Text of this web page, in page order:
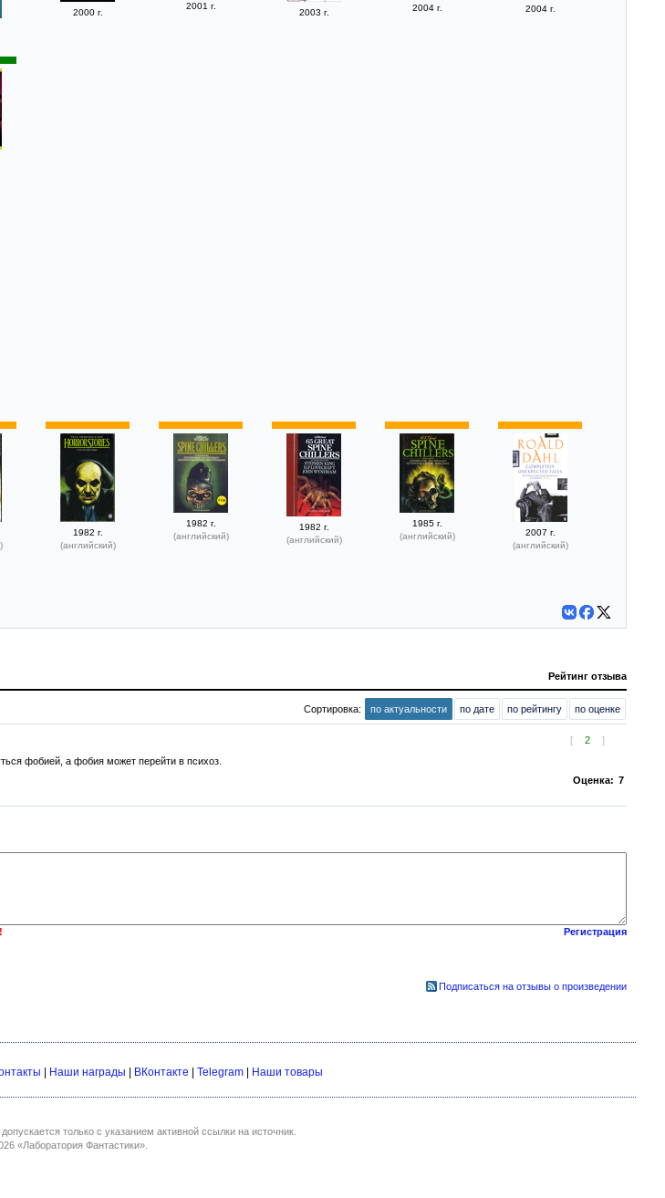
2000 г.
2001 г.
2003 г. 2004 г. 2004 г.
1982 г.
(английский)
1982 г.
(английский)
1982 г.
(английский)
1985 г.
(английский)
2007 г.
(английский)
Рейтинг отзыва
Сортировка: по актуальности по дате по рейтингу по оценке
[ 2 ]
фобией, а фобия может перейти в психоз.
Оценка: 7
Регистрация
Подписаться на отзывы о произведении
Наши награды ВКонтакте Telegram Наши товары
только с указанием активной ссылки на источник.
«Лаборатория Фантастики».